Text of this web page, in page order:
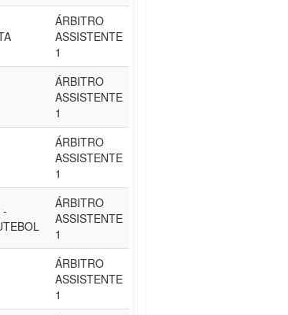
ÁRBITRO
ASSISTENTE
1
ÁRBITRO
ASSISTENTE
1
ÁRBITRO
ASSISTENTE
1
-
ÁRBITRO
ASSISTENTE
1
ÁRBITRO
ASSISTENTE
1